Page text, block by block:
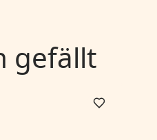
gefällt